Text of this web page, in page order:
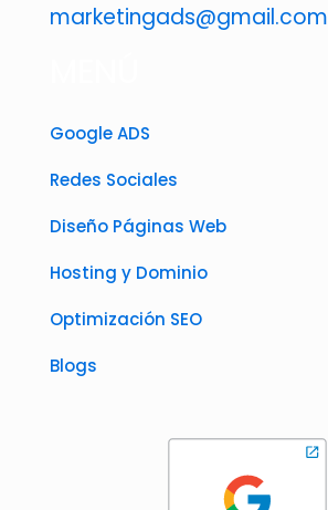
marketingads@gmail.com
Google ADS
Redes Sociales
Diseño Páginas Web
Hosting y Dominio
Optimización SEO
Blogs